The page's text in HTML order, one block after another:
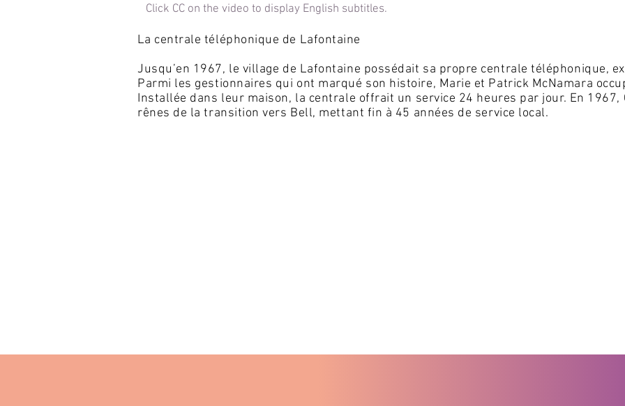
Click CC on the video to display English subtitles.
La centrale téléphonique de Lafontaine
Jusqu’en 1967, le village de Lafontaine possédait sa propre centrale téléphonique,
Parmi les gestionnaires qui ont marqué son histoire, Marie et Patrick McNamara
Installée dans leur maison, la centrale offrait un service 24 heures par jour. En 1967,
rênes de la transition vers Bell, mettant fin à 45 années de service local.